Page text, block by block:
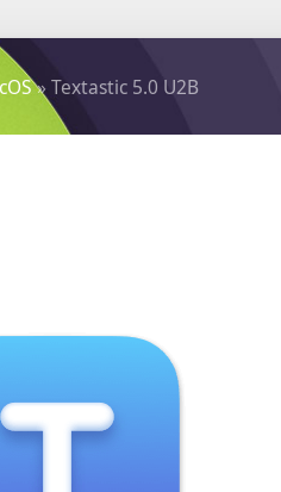
» Textastic 5.0 U2B